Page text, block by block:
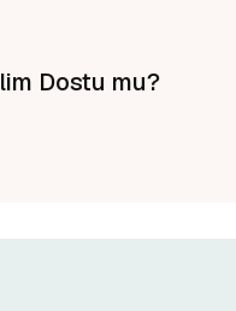
Dostu mu?